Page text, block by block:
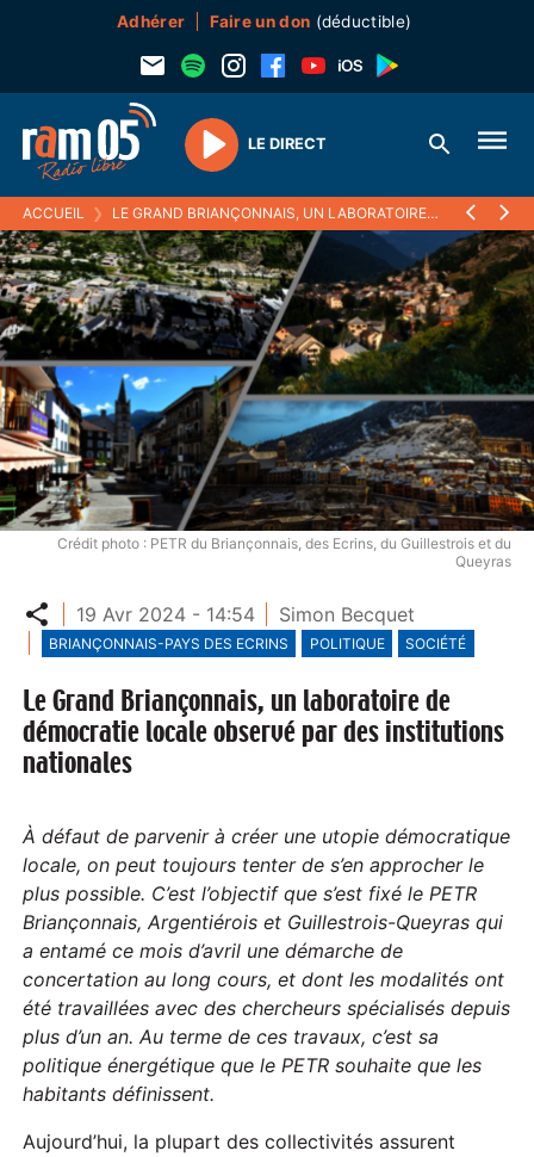
Adhérer Faire un don (déductible)
Play
LE DIRECT
ACCUEIL ❯ LE GRAND BRIANÇONNAIS, UN LABORATOIRE DE DÉMOCRATIE LOCALE OBSERVÉ PAR DES INSTITUTIONS NATIONALES
Crédit photo : PETR du Briançonnais, des Ecrins, du Guillestrois et du
Queyras
Partager
19 Avr 2024 - 14:54 Simon Becquet
BRIANÇONNAIS-PAYS DES ECRINS POLITIQUE SOCIÉTÉ
Le Grand Briançonnais, un laboratoire de
démocratie locale observé par des institutions
nationales
À défaut de parvenir à créer une utopie démocratique
locale, on peut toujours tenter de s’en approcher le
plus possible. C’est l’objectif que s’est fixé le PETR
Briançonnais, Argentiérois et Guillestrois-Queyras qui
a entamé ce mois d’avril une démarche de
concertation au long cours, et dont les modalités ont
été travaillées avec des chercheurs spécialisés depuis
plus d’un an. Au terme de ces travaux, c’est sa
politique énergétique que le PETR souhaite que les
habitants définissent.
Aujourd’hui, la plupart des collectivités assurent